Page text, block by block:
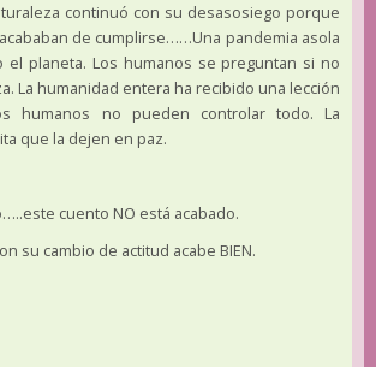
continuó con su desasosiego porque
de cumplirse……Una pandemia asola
el planeta. Los humanos se preguntan si no
La humanidad entera ha recibido una lección
humanos no pueden controlar todo. La
que la dejen en paz.
cuento NO está acabado.
su cambio de actitud acabe BIEN.